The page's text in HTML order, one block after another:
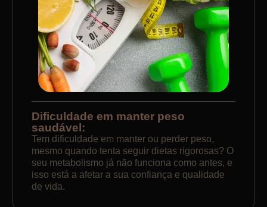
Dificuldade em manter peso
saudável:
Tem dificuldade em manter ou perder peso,
mesmo quando tenta seguir dietas rigorosas? O
seu metabolismo já não funciona como antes, e
isso está a afetar a sua confiança e qualidade
de vida.